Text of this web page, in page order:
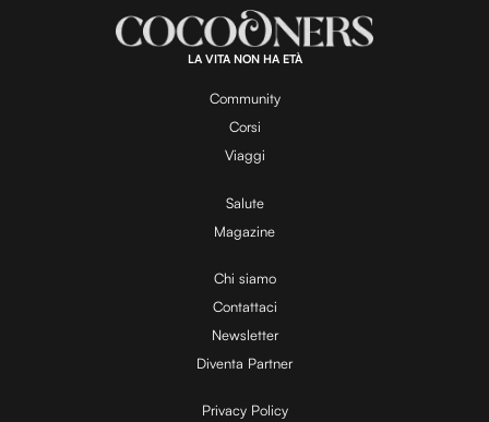
a
y
V
i
d
:
1
0
0
.
0
LA VITA NON HA ETÀ
Community
Corsi
Viaggi
Salute
Magazine
Chi siamo
Contattaci
Newsletter
Diventa Partner
Privacy Policy